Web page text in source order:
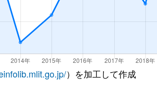
）を加工して作成